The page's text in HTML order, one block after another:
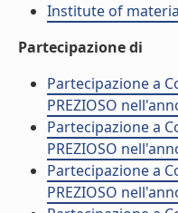
Institute of
Partecipazione di
Partecipazione a
PREZIOSO
Partecipazione a
PREZIOSO
Partecipazione a
PREZIOSO